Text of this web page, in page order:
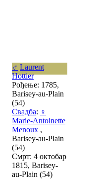
♂ Laurent
Hottier
Рођење: 1785,
Barisey-au-Plain
(54)
Свадба: ♀
Marie-Antoinette
Menoux ,
Barisey-au-Plain
(54)
Смрт: 4 октобар
1815, Barisey-
au-Plain (54)